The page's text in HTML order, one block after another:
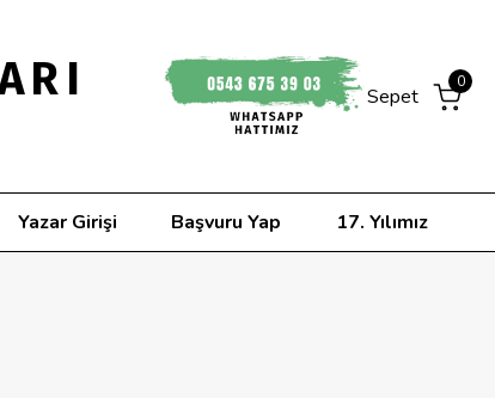
Sepet
0
Yazar Girişi Başvuru Yap 17. Yılımız